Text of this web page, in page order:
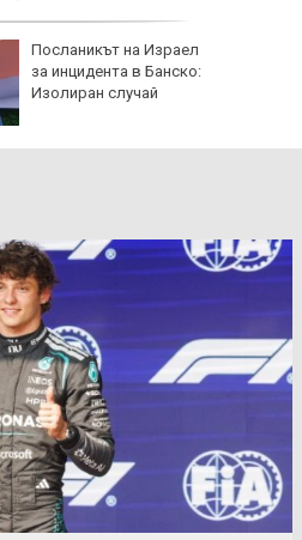
Посланикът на Израел
за инцидента в Банско:
Изолиран случай